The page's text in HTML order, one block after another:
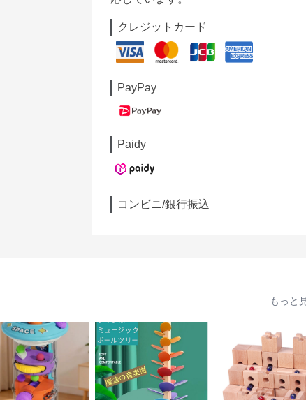
クレジットカード
PayPay
Paidy
コンビニ/銀行振込
もっと